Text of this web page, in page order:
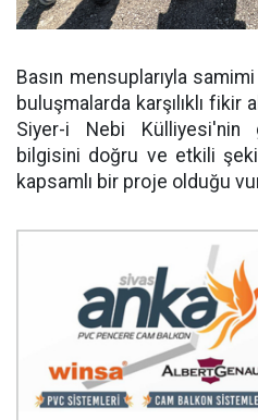
Basın mensuplarıyla
buluşmalarda karşılıklı fikir
Siyer-i Nebi
bilgisini doğru ve etkili
kapsamlı bir proje olduğu